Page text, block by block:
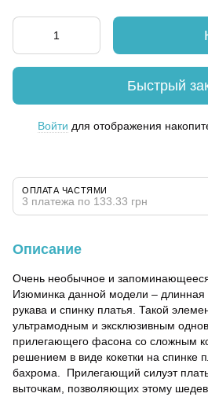
Быстрый
Войти для отображения
ОПЛАТА ЧАСТЯМИ
3 платежа по 133.33 грн
Описание
Очень необычное и
Изюминка данной модели –
рукава и спинку платья. Такой
ультрамодным и эксклюзивным
прилегающего фасона со сложным
решением в виде кокетки на спинке
бахрома. Прилегающий силуэт
выточкам, позволяющих этому